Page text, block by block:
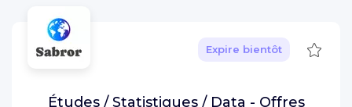
Expire bientôt
Études / Statistiques / Data - Offres